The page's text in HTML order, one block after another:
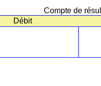
Compte de
Débit